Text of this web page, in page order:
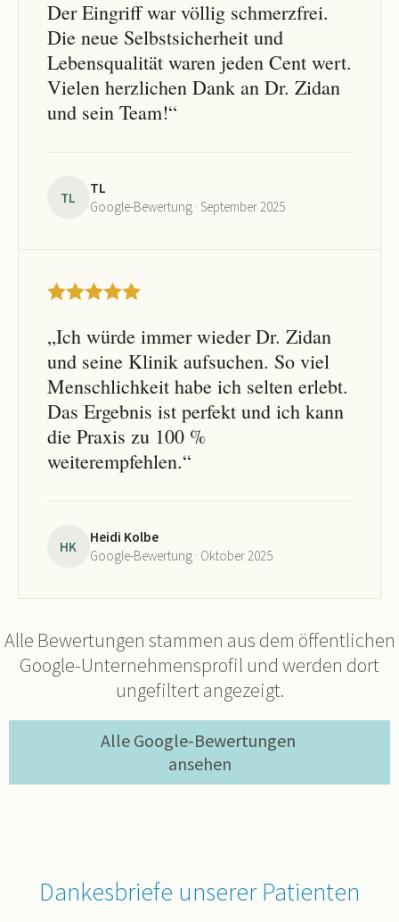
Der Eingriff war völlig schmerzfrei.
Die neue Selbstsicherheit und
Lebensqualität waren jeden Cent wert.
Vielen herzlichen Dank an Dr. Zidan
und sein Team!“
TL
TL
Google-Bewertung · September 2025
„Ich würde immer wieder Dr. Zidan
und seine Klinik aufsuchen. So viel
Menschlichkeit habe ich selten erlebt.
Das Ergebnis ist perfekt und ich kann
die Praxis zu 100 %
weiterempfehlen.“
HK
Heidi Kolbe
Google-Bewertung · Oktober 2025
Alle Bewertungen stammen aus dem öffentlichen
Google-Unternehmensprofil und werden dort
ungefiltert angezeigt.
Alle Google-Bewertungen
ansehen
Dankesbriefe unserer Patienten